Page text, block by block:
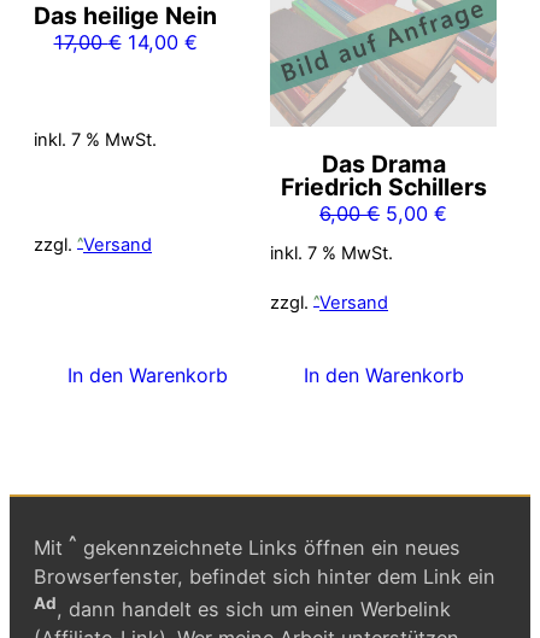
Das heilige Nein
17,00€ Ursprünglicher
17,00 €
14,00 €Aktueller
inkl. 7 % MwSt.
zzgl. Versand
In den Warenkorb
Das Drama
Friedrich Schillers
6,00€ Ursprünglicher
Preis
6,00 €
5,00€
inkl. 7 % MwSt.
zzgl. Versand
In den Warenkorb
Mit ^ gekennzeichnete Links öffnen ein neues
Browserfenster, befindet sich hinter dem Link ein
Ad, dann handelt es sich um einen Werbelink